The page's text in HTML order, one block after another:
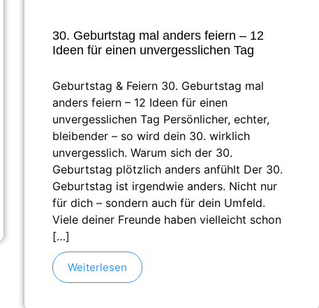
30. Geburtstag mal anders feiern – 12
Ideen für einen unvergesslichen Tag
Geburtstag & Feiern 30. Geburtstag mal
anders feiern – 12 Ideen für einen
unvergesslichen Tag Persönlicher, echter,
bleibender – so wird dein 30. wirklich
unvergesslich. Warum sich der 30.
Geburtstag plötzlich anders anfühlt Der 30.
Geburtstag ist irgendwie anders. Nicht nur
für dich – sondern auch für dein Umfeld.
Viele deiner Freunde haben vielleicht schon
[…]
Weiterlesen